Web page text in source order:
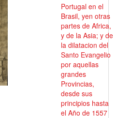
Portugal en el
Brasil, yen otras
partes de Africa,
y de la Asia; y de
la dilatacion del
Santo Evangelio
por aquellas
grandes
Provincias,
desde sus
principios hasta
el Año de 1557